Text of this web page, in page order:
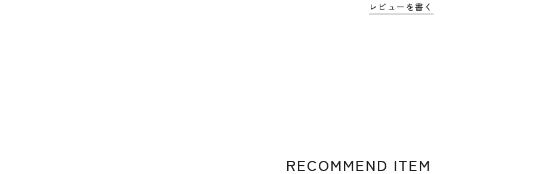
レビューを書く
RECOMMEND ITEM